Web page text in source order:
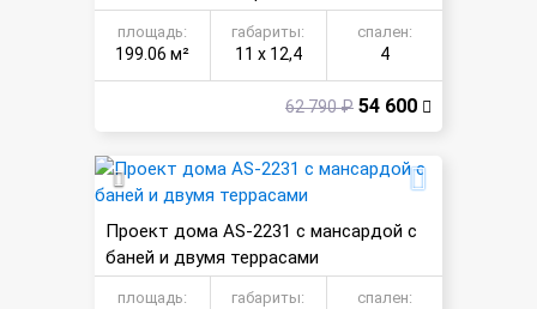
площадь:
199.06 м²
габариты:
11 х 12,4
спален:
4
62 790 ₽ 54 600
Проект дома AS-2231 с мансардой с
баней и двумя террасами
площадь: габариты: спален: